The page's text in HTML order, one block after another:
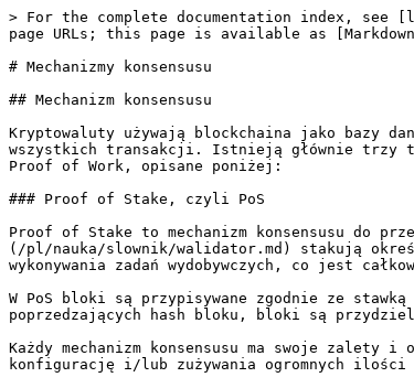
> For the complete documentation index,
page URLs; this page is available as
# Mechanizmy konsensusu
## Mechanizm konsensusu
Kryptowaluty używają blockchaina jako bazy
wszystkich transakcji. Istnieją głównie trzy
Proof of Work, opisane poniżej:
### Proof of Stake, czyli PoS
Proof of Stake to mechanizm konsensusu do
(/pl/nauka/slownik/walidator.md) stakują
wykonywania zadań wydobywczych, co jest
W PoS bloki są przypisywane zgodnie ze
poprzedzających hash bloku, bloki są
Każdy mechanizm konsensusu ma swoje zalety
konfigurację i/lub zużywania ogromnych